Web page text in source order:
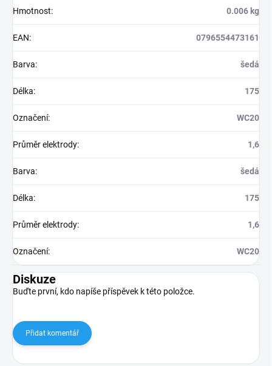
Hmotnost: 0.006 kg
EAN: 0796554473161
Barva: šedá
Délka: 175
Označení: WC20
Průměr elektrody: 1,6
Barva: šedá
Délka: 175
Průměr elektrody: 1,6
Označení: WC20
Diskuze
Buďte první, kdo napíše příspěvek k této položce.
Přidat komentář